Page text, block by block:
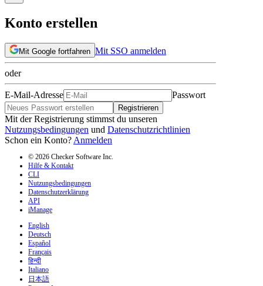
Konto erstellen
Mit Google fortfahren Mit SSO anmelden
oder
E-Mail-Adresse Passwort
Registrieren
Mit der Registrierung stimmst du unseren
Nutzungsbedingungen und Datenschutzrichtlinien
Schon ein Konto? Anmelden
© 2026 Checker Software Inc.
Hilfe & Kontakt
CLI
Nutzungsbedingungen
Datenschutzerklärung
API
iManage
English
Deutsch
Español
Français
हिन्दी
Italiano
日本語